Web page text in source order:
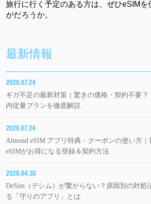
旅行に行く予定のある方は、ぜひeSIMを
がだろうか。
最新情報
2026.07.24
ギガ不足の最新対策｜驚きの価格・契約不要？
内従量プランを徹底解説
2026.07.24
Almond eSIM アプリ特典・クーポンの使い方
eSIMがお得になる登録＆契約方法
2026.04.30
DeSim（デシム）が繋がらない？原因別の対処
る「守りのアプリ」とは